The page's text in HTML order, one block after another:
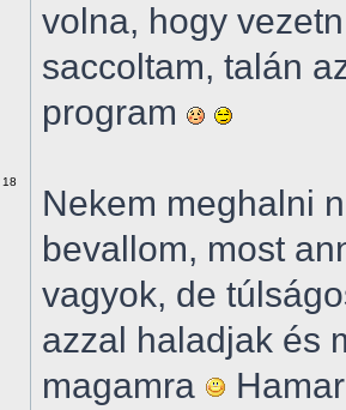
volna, hogy
saccoltam, talán
program
Nekem meghalni
bevallom, most
vagyok, de
azzal haladjak és
magamra